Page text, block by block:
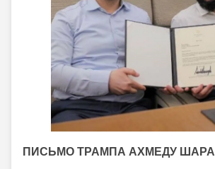
ПИСЬМО ТРАМПА АХМЕДУ ШАРА